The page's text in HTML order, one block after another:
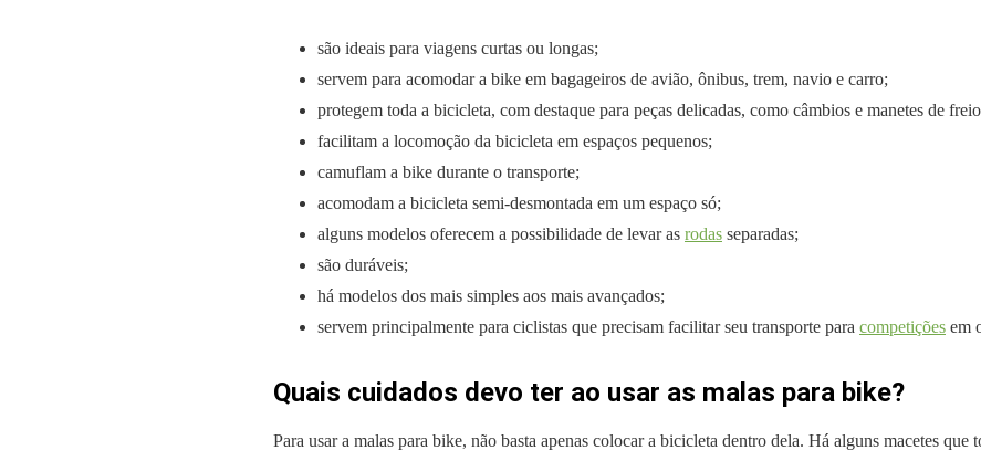
são ideais para viagens curtas ou longas;
servem para acomodar a bike em bagageiros de avião, ônibus, trem, navio e carro;
protegem toda a bicicleta, com destaque para peças delicadas, como câmbios e manetes de
facilitam a locomoção da bicicleta em espaços pequenos;
camuflam a bike durante o transporte;
acomodam a bicicleta semi-desmontada em um espaço só;
alguns modelos oferecem a possibilidade de levar as rodas separadas;
são duráveis;
há modelos dos mais simples aos mais avançados;
servem principalmente para ciclistas que precisam facilitar seu transporte para competições em
Quais cuidados devo ter ao usar as malas para bike?
Para usar a malas para bike, não basta apenas colocar a bicicleta dentro dela. Há alguns macetes que